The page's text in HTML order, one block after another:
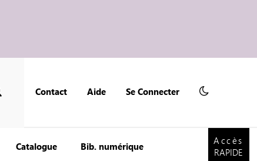
Contact Aide
Se Connecter
Catalogue Bib. numérique
Accès
RAPIDE